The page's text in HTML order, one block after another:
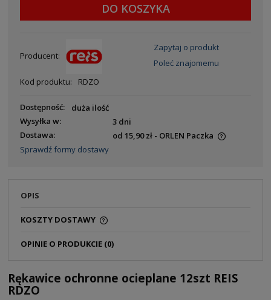
DO KOSZYKA
Producent:
Kod produktu: RDZO
Zapytaj o produkt
Poleć znajomemu
Dostępność:
duża ilość
Wysyłka w:
3 dni
Dostawa:
od 15,90 zł - ORLEN Paczka
Sprawdź formy dostawy
OPIS
KOSZTY DOSTAWY
OPINIE O PRODUKCIE (0)
Rękawice ochronne ocieplane 12szt REIS
RDZO